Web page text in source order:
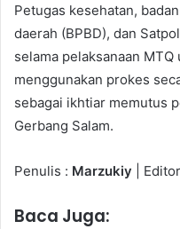
Petugas kesehatan,
daerah (BPBD), dan
selama pelaksanaan
menggunakan prokes
sebagai ikhtiar memutus
Gerbang Salam.
Penulis : Marzukiy |
Baca Juga: